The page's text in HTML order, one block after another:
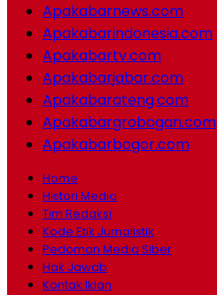
Apakabarnews.com
Apakabarindonesia.com
Apakabartv.com
Apakabarjabar.com
Apakabarateng.com
Apakabargrobogan.com
Apakabarbogor.com
Home
Histori Media
Tim Redaksi
Kode Etik Jurnalistik
Pedoman Media Siber
Hak Jawab
Kontak Iklan